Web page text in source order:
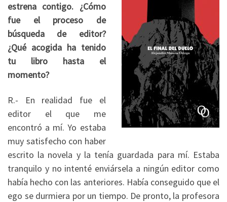
estrena contigo. ¿Cómo
fue el proceso de
búsqueda de editor?
¿Qué acogida ha tenido
tu libro hasta el
momento?
R.- En realidad fue el
editor el que me
encontró a mí. Yo estaba
muy satisfecho con haber
escrito la novela y la tenía guardada para mí. Estaba
tranquilo y no intenté enviársela a ningún editor como
había hecho con las anteriores. Había conseguido que el
ego se durmiera por un tiempo. De pronto, la profesora